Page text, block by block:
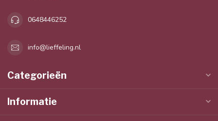
0648446252
info@lieffeling.nl
Categorieën
Informatie